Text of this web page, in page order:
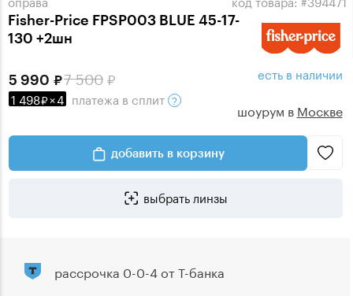
Fisher-Price FPSP003 BLUE 45-17-
130 +2шн
7 500
5 990
1 498 ×4 платежа в сплит
есть в наличии
шоурум в Москве
добавить в корзину
выбрать линзы
рассрочка 0-0-4 от Т-банка